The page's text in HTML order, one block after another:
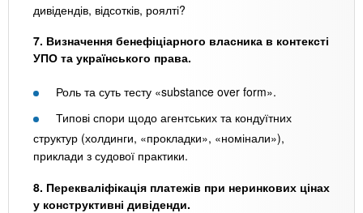
дивідендів, відсотків, роялті?
7. Визначення бенефіціарного власника в контексті
УПО та українського права.
Роль та суть тесту «substance over form».
Типові спори щодо агентських та кондуїтних
структур (холдинги, «прокладки», «номінали»),
приклади з судової практики.
8. Перекваліфікація платежів при неринкових цінах
у конструктивні дивіденди.